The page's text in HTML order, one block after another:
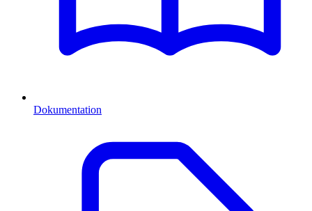
Dokumentation